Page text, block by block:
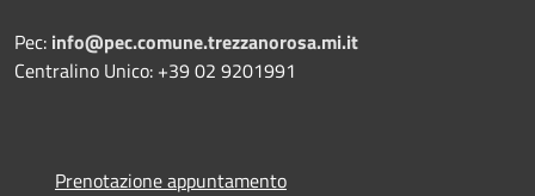
Pec: info@pec.comune.trezzanorosa.mi.it
Centralino Unico: +39 02 9201991
Prenotazione appuntamento